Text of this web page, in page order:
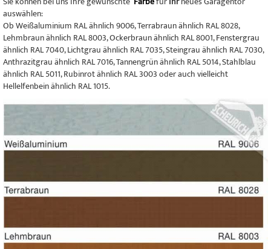
auswählen:
Ob Weißaluminium RAL ähnlich 9006, Terrabraun ähnlich RAL 8028,
Lehmbraun ähnlich RAL 8003, Ockerbraun ähnlich RAL 8001, Fenstergrau
ähnlich RAL 7040, Lichtgrau ähnlich RAL 7035, Steingrau ähnlich RAL 7030,
Anthrazitgrau ähnlich RAL 7016, Tannengrün ähnlich RAL 5014, Stahlblau
ähnlich RAL 5011, Rubinrot ähnlich RAL 3003 oder auch vielleicht
Hellelfenbein ähnlich RAL 1015.